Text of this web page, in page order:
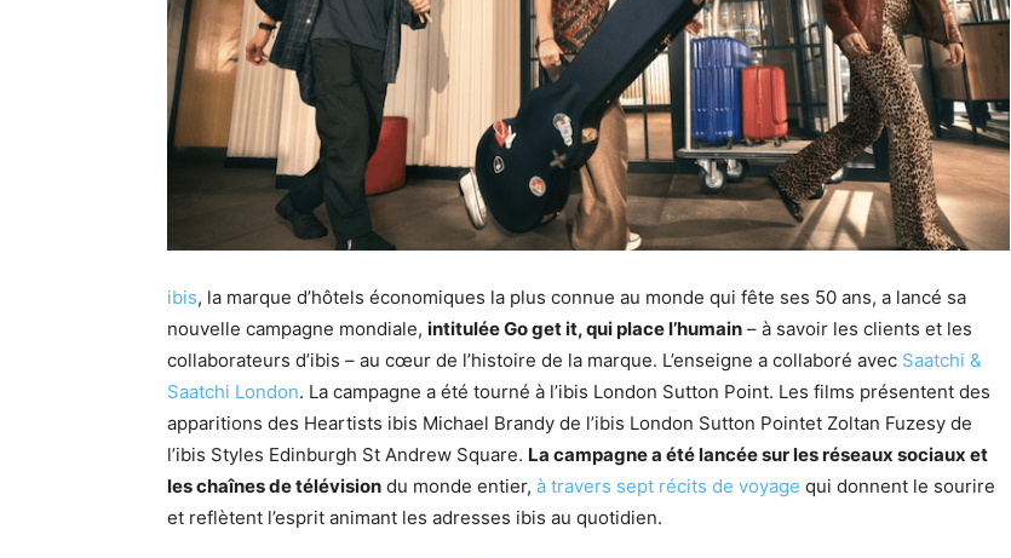
ibis, la marque d’hôtels économiques la plus connue au monde qui fête ses 50 ans, a lancé sa
nouvelle campagne mondiale, intitulée Go get it, qui place l’humain – à savoir les clients et les
collaborateurs d’ibis – au cœur de l’histoire de la marque. L’enseigne a collaboré avec Saatchi &
Saatchi London. La campagne a été tourné à l’ibis London Sutton Point. Les films présentent des
apparitions des Heartists ibis Michael Brandy de l’ibis London Sutton Pointet Zoltan Fuzesy de
l’ibis Styles Edinburgh St Andrew Square. La campagne a été lancée sur les réseaux sociaux et
les chaînes de télévision du monde entier, à travers sept récits de voyage qui donnent le sourire
et reflètent l’esprit animant les adresses ibis au quotidien.